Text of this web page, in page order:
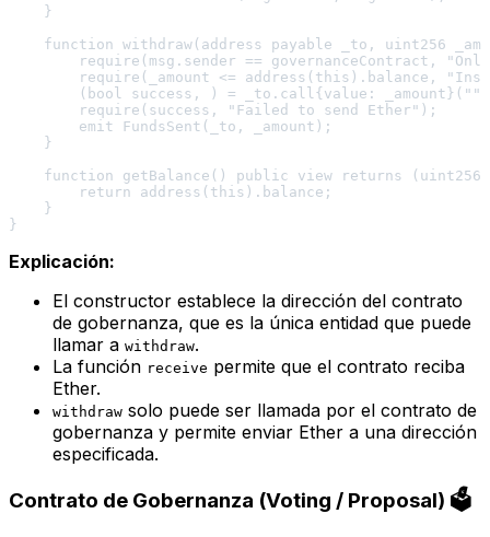
    }
function withdraw(address payable _to, uint256
require(msg.sender == governanceContract,
require(_amount <= address(this).balance,
(bool success, ) = _to.call{value:
        require(success, "Failed to send Ether");
        emit FundsSent(_to, _amount);
    }
function getBalance() public view returns
        return address(this).balance;
    }
Explicación:
El constructor establece la dirección del contrato
de gobernanza, que es la única entidad que puede
llamar a withdraw.
La función receive permite que el contrato reciba
Ether.
withdraw solo puede ser llamada por el contrato de
gobernanza y permite enviar Ether a una dirección
especificada.
Contrato de Gobernanza (Voting / Proposal) 🗳️